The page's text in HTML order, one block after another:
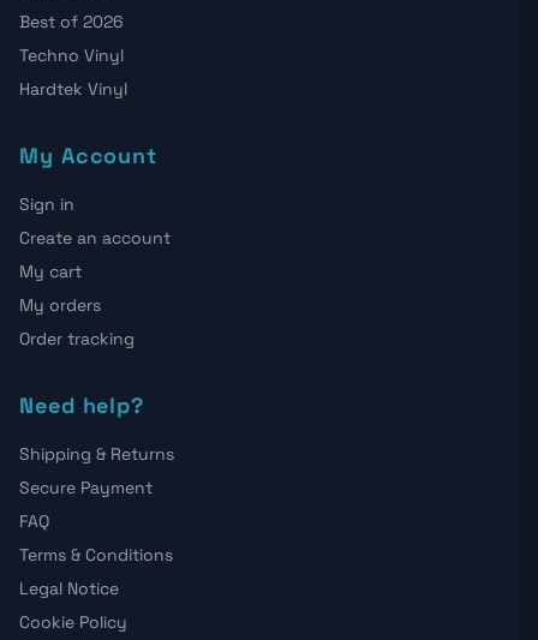
Best of 2026
Techno Vinyl
Hardtek Vinyl
My Account
Sign in
Create an account
My cart
My orders
Order tracking
Need help?
Shipping & Returns
Secure Payment
FAQ
Terms & Conditions
Legal Notice
Cookie Policy